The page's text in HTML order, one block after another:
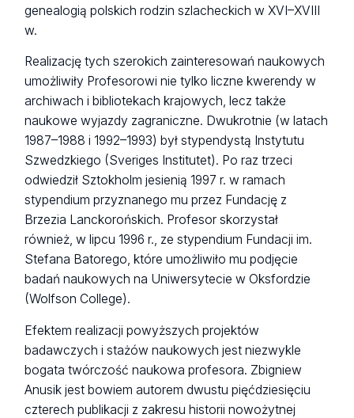
genealogią polskich rodzin szlacheckich w XVI–XVIII
w.
Realizację tych szerokich zainteresowań naukowych
umożliwiły Profesorowi nie tylko liczne kwerendy w
archiwach i bibliotekach krajowych, lecz także
naukowe wyjazdy zagraniczne. Dwukrotnie (w latach
1987–1988 i 1992–1993) był stypendystą Instytutu
Szwedzkiego (Sveriges Institutet). Po raz trzeci
odwiedził Sztokholm jesienią 1997 r. w ramach
stypendium przyznanego mu przez Fundację z
Brzezia Lanckorońskich. Profesor skorzystał
również, w lipcu 1996 r., ze stypendium Fundacji im.
Stefana Batorego, które umożliwiło mu podjęcie
badań naukowych na Uniwersytecie w Oksfordzie
(Wolfson College).
Efektem realizacji powyższych projektów
badawczych i stażów naukowych jest niezwykle
bogata twórczość naukowa profesora. Zbigniew
Anusik jest bowiem autorem dwustu pięćdziesięciu
czterech publikacji z zakresu historii nowożytnej